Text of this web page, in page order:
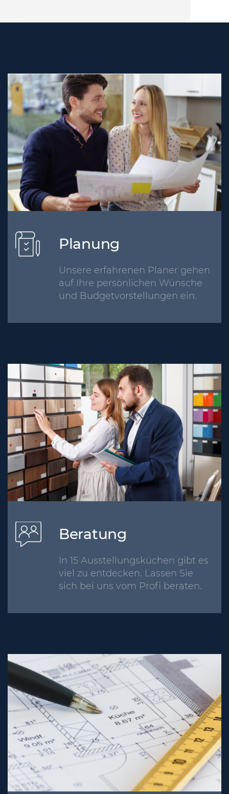
Planung
Unsere erfahrenen Planer gehen
auf Ihre persönlichen Wünsche
und Budgetvorstellungen ein.
Beratung
In 15 Ausstellungsküchen gibt es
viel zu entdecken. Lassen Sie
sich bei uns vom Profi beraten.